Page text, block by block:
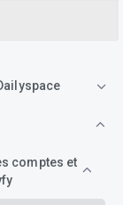
comptes et